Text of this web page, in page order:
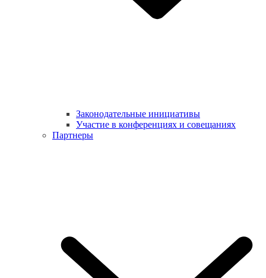
Законодательные инициативы
Участие в конференциях и совещаниях
Партнеры